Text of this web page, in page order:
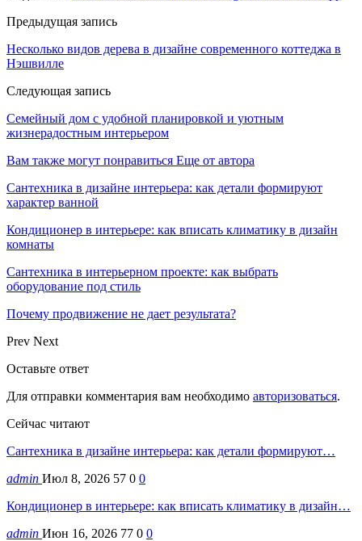
Предыдущая запись
Несколько видов дерева в дизайне современного коттеджа в
Нэшвилле
Следующая запись
Семейный дом с удобной планировкой и уютным
жизнерадостным интерьером
Вам также могут понравиться Еще от автора
Сантехника в дизайне интерьера: как детали формируют
характер ванной
Кондиционер в интерьере: как вписать климатику в дизайн
комнаты
Сантехника в интерьерном проекте: как выбрать
оборудование под стиль
Почему продвижение не дает результата?
Prev Next
Оставьте ответ
Для отправки комментария вам необходимо авторизоваться.
Сейчас читают
Сантехника в дизайне интерьера: как детали формируют…
admin Июл 8, 2026 57 0 0
Кондиционер в интерьере: как вписать климатику в дизайн…
admin Июн 16, 2026 77 0 0